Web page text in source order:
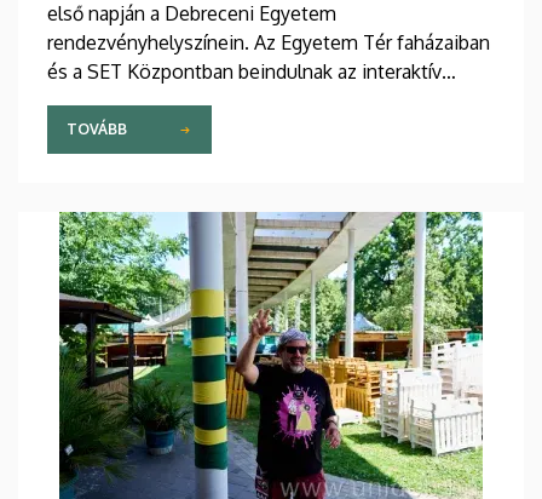
első napján a Debreceni Egyetem
rendezvényhelyszínein. Az Egyetem Tér faházaiban
és a SET Központban beindulnak az interaktív
programok és szűrések, a színpadon érdekes
tudományos témákról beszélgetnek az intézmény
szakértői, akiket egy humorista, majd zenei
Nagyszínpadon a Zeneművészeti Kar Könnyűzenei
Intézetének együttese nyitja meg az idei
fesztiválprogramot.
TOVÁBB